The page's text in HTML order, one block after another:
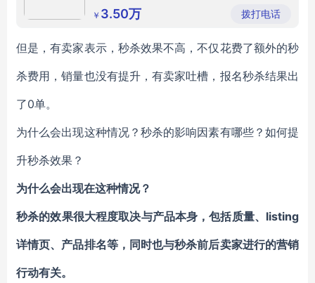
6本图书杀菌
有限公司
￥ 3.50万 拨打电话
但是，有卖家表示，秒杀效果不高，不仅花费了额外的秒
杀费用，销量也没有提升，有卖家吐槽，报名秒杀结果出
了0单。
为什么会出现这种情况？秒杀的影响因素有哪些？如何提
升秒杀效果？
为什么会出现在这种情况？
秒杀的效果很大程度取决与产品本身，包括质量、listing
详情页、产品排名等，同时也与秒杀前后卖家进行的营销
行动有关。